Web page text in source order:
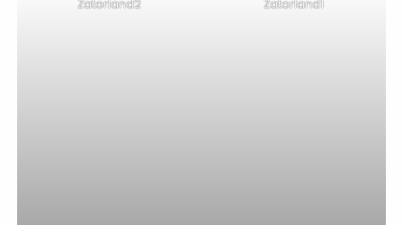
Zatorland2 Zatorland1